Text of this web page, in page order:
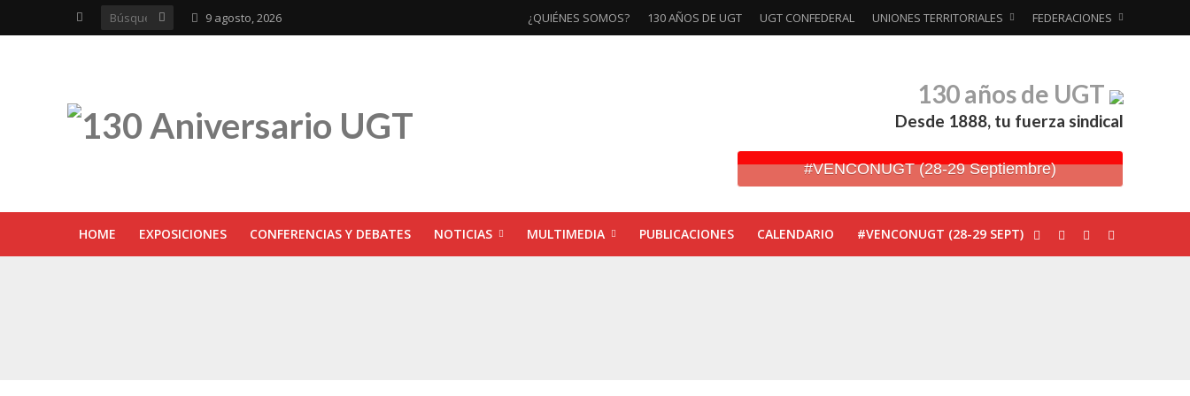
9 agosto, 2026 ¿QUIÉNES SOMOS? 130 AÑOS DE UGT UGT CONFEDERAL UNIONES TERRITORIALES FEDERACIONES
130 años de UGT
Desde 1888, tu fuerza sindical
#VENCONUGT (28-29 Septiembre)
HOME EXPOSICIONES CONFERENCIAS Y DEBATES NOTICIAS MULTIMEDIA PUBLICACIONES CALENDARIO #VENCONUGT (28-29 SEPT)